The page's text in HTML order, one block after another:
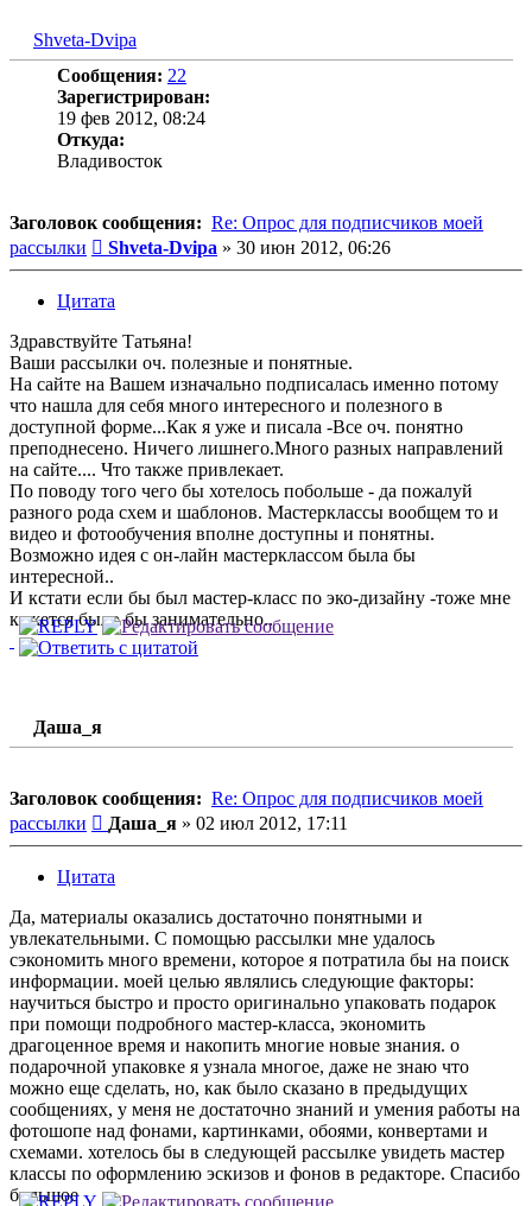
Shveta-Dvipa
Сообщения: 22
Зарегистрирован:
19 фев 2012, 08:24
Откуда:
Владивосток
Заголовок сообщения: Re: Опрос для подписчиков моей
рассылки
Сообщение
Shveta-Dvipa » 30 июн 2012, 06:26
Цитата
Здравствуйте Татьяна!
Ваши рассылки оч. полезные и понятные.
На сайте на Вашем изначально подписалась именно потому
что нашла для себя много интересного и полезного в
доступной форме...Как я уже и писала -Все оч. понятно
преподнесено. Ничего лишнего.Много разных направлений
на сайте.... Что также привлекает.
По поводу того чего бы хотелось побольше - да пожалуй
разного рода схем и шаблонов. Мастерклассы вообщем то и
видео и фотообучения вполне доступны и понятны.
Возможно идея с он-лайн мастерклассом была бы
интересной..
И кстати если бы был мастер-класс по эко-дизайну -тоже мне
кажется было бы занимательно..
Даша_я
Заголовок сообщения: Re: Опрос для подписчиков моей
рассылки
Сообщение
Даша_я » 02 июл 2012, 17:11
Цитата
Да, материалы оказались достаточно понятными и
увлекательными. С помощью рассылки мне удалось
сэкономить много времени, которое я потратила бы на поиск
информации. моей целью являлись следующие факторы:
научиться быстро и просто оригинально упаковать подарок
при помощи подробного мастер-класса, экономить
драгоценное время и накопить многие новые знания. о
подарочной упаковке я узнала многое, даже не знаю что
можно еще сделать, но, как было сказано в предыдущих
сообщениях, у меня не достаточно знаний и умения работы на
фотошопе над фонами, картинками, обоями, конвертами и
схемами. хотелось бы в следующей рассылке увидеть мастер
классы по оформлению эскизов и фонов в редакторе. Спасибо
большое